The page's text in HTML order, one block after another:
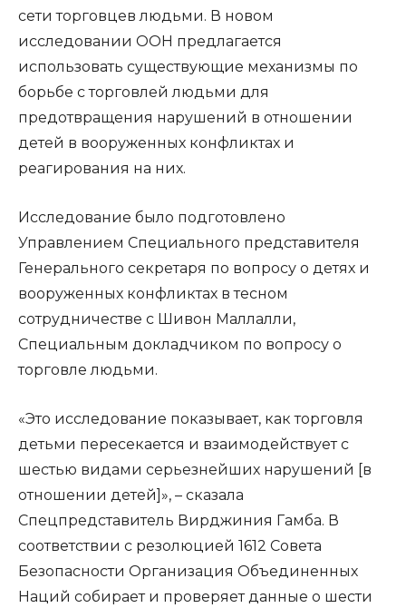
сети торговцев людьми. В новом
исследовании ООН предлагается
использовать существующие механизмы по
борьбе с торговлей людьми для
предотвращения нарушений в отношении
детей в вооруженных конфликтах и
реагирования на них.
Исследование было подготовлено
Управлением Специального представителя
Генерального секретаря по вопросу о детях и
вооруженных конфликтах в тесном
сотрудничестве с Шивон Маллалли,
Специальным докладчиком по вопросу о
торговле людьми.
«Это исследование показывает, как торговля
детьми пересекается и взаимодействует с
шестью видами серьезнейших нарушений [в
отношении детей]», – сказала
Спецпредставитель Вирджиния Гамба. В
соответствии с резолюцией 1612 Совета
Безопасности Организация Объединенных
Наций собирает и проверяет данные о шести